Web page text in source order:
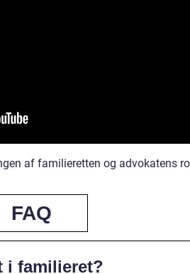
af familieretten og advokatens
FAQ
i familieret?